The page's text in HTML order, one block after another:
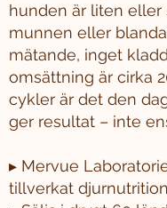
hunden är liten eller
munnen eller
mätande, inget
omsättning är cirka
cykler är det den
ger resultat – inte
▸ Mervue
tillverkat